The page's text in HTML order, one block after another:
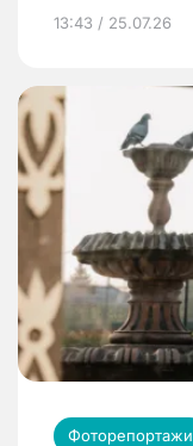
13:43 / 25.07.26
Фоторепортажи